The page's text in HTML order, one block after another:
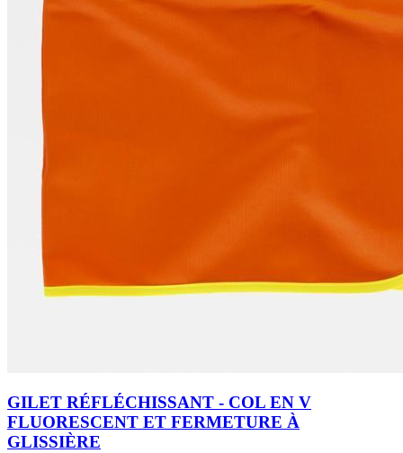
GILET RÉFLÉCHISSANT - COL EN V
FLUORESCENT ET FERMETURE À
GLISSIÈRE